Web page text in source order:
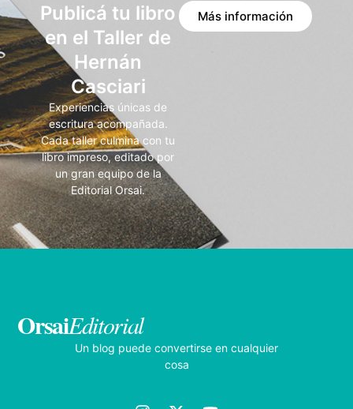
Publicá tu libro
en el Taller de
Hernán
Casciari
Experiencias únicas de
escritura acompañada.
Cada taller culmina con tu
libro impreso, editado por
un gran equipo de la
Editorial Orsai.
Más información
OrsaiEditorial
Un blog puede convertirse en cualquier
cosa